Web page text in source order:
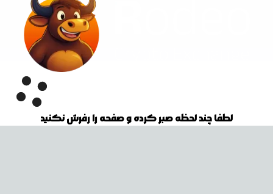
لطفا چند لحظه صبر کرده و صفحه را رفرش نکنید